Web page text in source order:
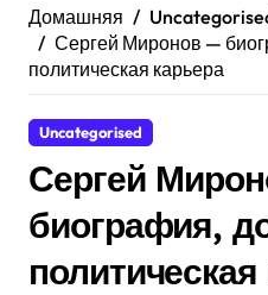
Домашняя
Сергей Миронов —
политическая карьера
Uncategorised
Сергей
биография,